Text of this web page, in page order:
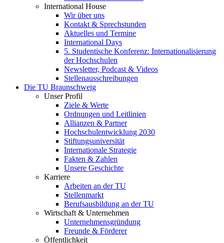
International House
Wir über uns
Kontakt & Sprechstunden
Aktuelles und Termine
International Days
5. Studentische Konferenz: Internationalisierung
der Hochschulen
Newsletter, Podcast & Videos
Stellenausschreibungen
Die TU Braunschweig
Unser Profil
Ziele & Werte
Ordnungen und Leitlinien
Allianzen & Partner
Hochschulentwicklung 2030
Stiftungsuniversität
Internationale Strategie
Fakten & Zahlen
Unsere Geschichte
Karriere
Arbeiten an der TU
Stellenmarkt
Berufsausbildung an der TU
Wirtschaft & Unternehmen
Unternehmensgründung
Freunde & Förderer
Öffentlichkeit